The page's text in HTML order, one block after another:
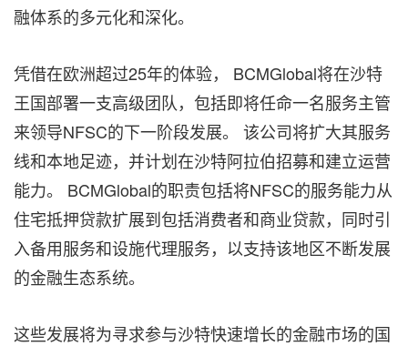
融体系的多元化和深化。
凭借在欧洲超过25年的体验， BCMGlobal将在沙特
王国部署一支高级团队，包括即将任命一名服务主管
来领导NFSC的下一阶段发展。 该公司将扩大其服务
线和本地足迹，并计划在沙特阿拉伯招募和建立运营
能力。 BCMGlobal的职责包括将NFSC的服务能力从
住宅抵押贷款扩展到包括消费者和商业贷款，同时引
入备用服务和设施代理服务，以支持该地区不断发展
的金融生态系统。
这些发展将为寻求参与沙特快速增长的金融市场的国